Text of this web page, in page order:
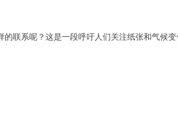
联系呢？这是一段呼吁人们关注纸张和气候